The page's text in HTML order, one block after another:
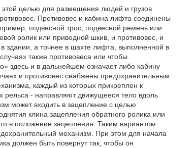
целью для размещения людей и грузов
Противовес и кабина лифта соединены
подвесной трос, подвесной ремень или
ролик или приводной шкив, и противовес, и
здании, а точнее в шахте лифта, выполненной в
также противовеса или чтобы
здесь и в дальнейшем означает либо кабину
и противовес снабжены предохранительным
каждый из которых прикреплен к
- направляют движущееся тело вдоль
может входить в зацепление с целью
клина зацепления обратного ролика или
в положение зацепления. Таким вариантом
механизм. При этом для начала
должен быть повернут так, чтобы он